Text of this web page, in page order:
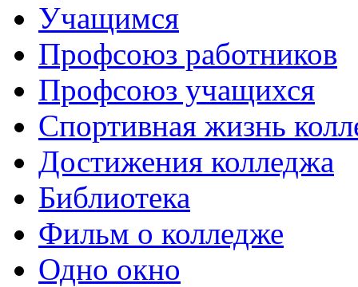
Учащимся
Профсоюз работников
Профсоюз учащихся
Спортивная жизнь
Достижения колледжа
Библиотека
Фильм о колледже
Одно окно